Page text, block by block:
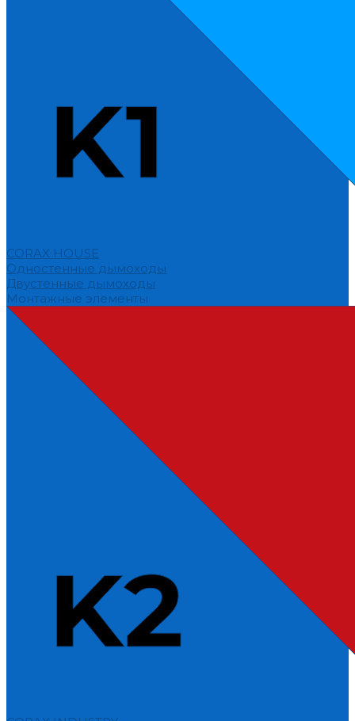
CORAX HOUSE
Одностенные дымоходы
Двустенные дымоходы
Монтажные элементы